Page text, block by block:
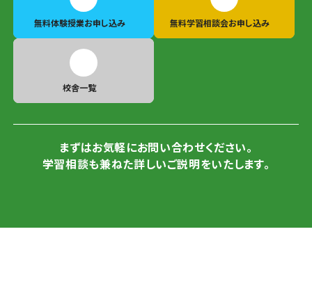
無料体験授業お申し込み 無料学習相談会お申し込み
校舎一覧
まずはお気軽にお問い合わせください。
学習相談も兼ねた詳しいご説明をいたします。